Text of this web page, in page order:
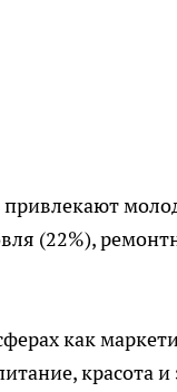
привлекают
(22%),
как
красота